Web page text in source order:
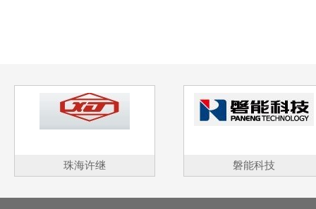
珠海许继 磐能科技